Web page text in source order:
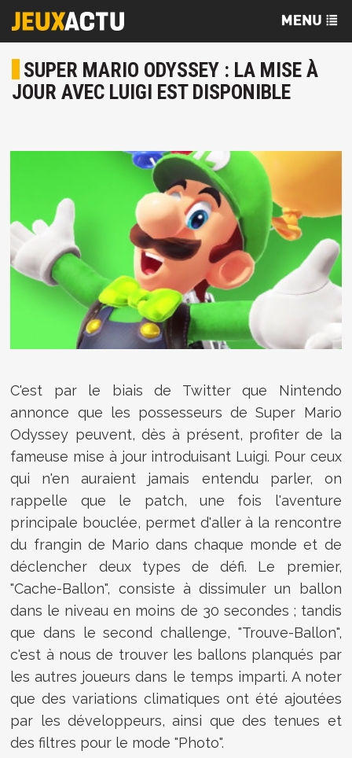
SUPER MARIO ODYSSEY : LA MISE À
JOUR AVEC LUIGI EST DISPONIBLE
C'est par le biais de Twitter que Nintendo
annonce que les possesseurs de Super Mario
Odyssey peuvent, dès à présent, profiter de la
fameuse mise à jour introduisant Luigi. Pour ceux
qui n'en auraient jamais entendu parler, on
rappelle que le patch, une fois l'aventure
principale bouclée, permet d'aller à la rencontre
du frangin de Mario dans chaque monde et de
déclencher deux types de défi. Le premier,
"Cache-Ballon", consiste à dissimuler un ballon
dans le niveau en moins de 30 secondes ; tandis
que dans le second challenge, "Trouve-Ballon",
c'est à nous de trouver les ballons planqués par
les autres joueurs dans le temps imparti. A noter
que des variations climatiques ont été ajoutées
par les développeurs, ainsi que des tenues et
des filtres pour le mode "Photo".